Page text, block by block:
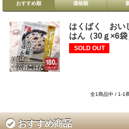
おすすめ順 価格順
はくばく おい
はん（30ｇ×6袋
SOLD OUT
全1商品中 / 1-1
おすすめ商品